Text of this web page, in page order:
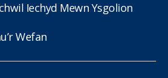
Iechyd Mewn Ysgolion
Wefan